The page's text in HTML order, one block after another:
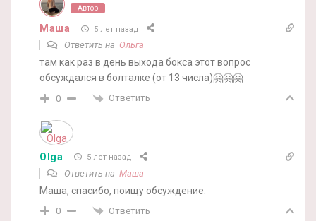
Автор
Маша 5 лет назад
Ответить на Ольга
там как раз в день выхода бокса этот вопрос
обсуждался в болталке (от 13 числа)🤗🤗🤗
0 Ответить
Olga 5 лет назад
Ответить на Маша
Маша, спасибо, поищу обсуждение.
0 Ответить